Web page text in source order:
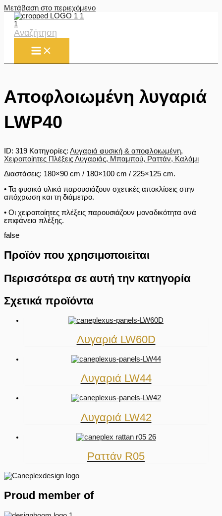
Μετάβαση στο περιεχόμενο
Αναζήτηση
Αποφλοιωμένη λυγαριά
LWP40
ID: 319 Κατηγορίες: Λυγαριά φυσική & αποφλοιωμένη,
Χειροποίητες Πλέξεις Λυγαριάς, Μπαμπού, Ραττάν, Καλάμι
Διαστάσεις: 180×90 cm / 180×100 cm / 225×125 cm.
• Τα φυσικά υλικά παρουσιάζουν σχετικές αποκλίσεις στην
απόχρωση και τη διάμετρο.
• Οι χειροποίητες πλέξεις παρουσιάζουν μοναδικότητα ανά
επιφάνεια πλέξης.
false
Προϊόν που χρησιμοποιείται
Περισσότερα σε αυτή την κατηγορία
Σχετικά προϊόντα
Λυγαριά LW60D
Λυγαριά LW44
Λυγαριά LW42
Ραττάν R05
Proud member of